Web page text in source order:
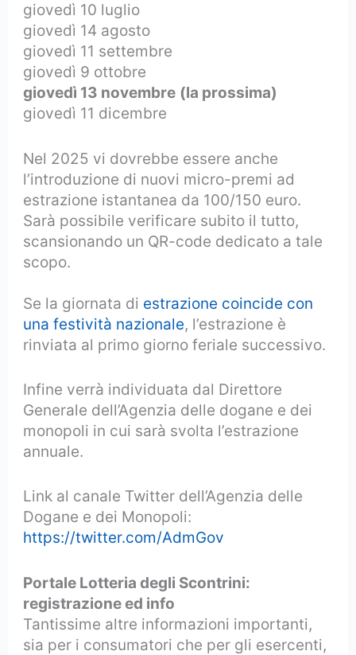
giovedì 10 luglio
giovedì 14 agosto
giovedì 11 settembre
giovedì 9 ottobre
giovedì 13 novembre (la prossima)
giovedì 11 dicembre
Nel 2025 vi dovrebbe essere anche
l’introduzione di nuovi micro-premi ad
estrazione istantanea da 100/150 euro.
Sarà possibile verificare subito il tutto,
scansionando un QR-code dedicato a tale
scopo.
Se la giornata di estrazione coincide con
una festività nazionale, l’estrazione è
rinviata al primo giorno feriale successivo.
Infine verrà individuata dal Direttore
Generale dell’Agenzia delle dogane e dei
monopoli in cui sarà svolta l’estrazione
annuale.
Link al canale Twitter dell’Agenzia delle
Dogane e dei Monopoli:
https://twitter.com/AdmGov
Portale Lotteria degli Scontrini:
registrazione ed info
Tantissime altre informazioni importanti,
sia per i consumatori che per gli esercenti,